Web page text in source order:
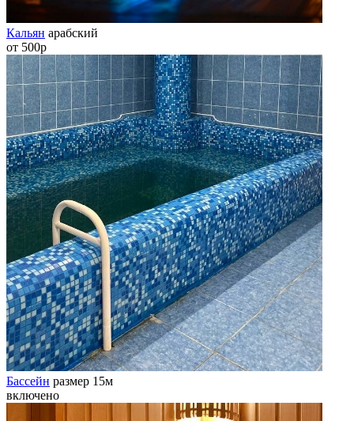
Кальян арабский
от 500р
Бассейн размер 15м
включено